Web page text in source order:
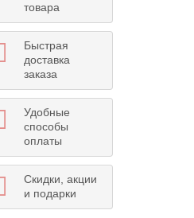
товара
Быстрая
доставка
заказа
Удобные
способы
оплаты
Скидки, акции
и подарки